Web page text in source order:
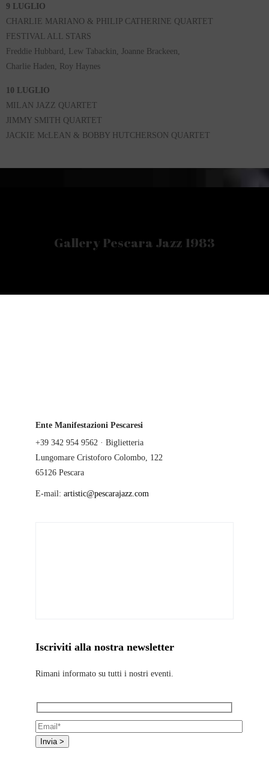
9 LUGLIO
CHARLIE MARIANO & PHILIP CATHERINE QUARTET
FESTIVAL ALL STARS
Freddie Hubbard, Lew Tabackin, Joanne Brackeen,
Charlie Haden, Roy Haynes
10 LUGLIO
MILAN JAZZ QUARTET
JIMMY SMITH QUARTET
JACKIE McLEAN & BOBBY HUTCHERSON QUARTET
Gallery Pescara Jazz 1983
Ente Manifestazioni Pescaresi
+39 342 954 9562 · Biglietteria
Lungomare Cristoforo Colombo, 122
65126 Pescara
E-mail: artistic@pescarajazz.com
Iscriviti alla nostra newsletter
Rimani informato su tutti i nostri eventi.